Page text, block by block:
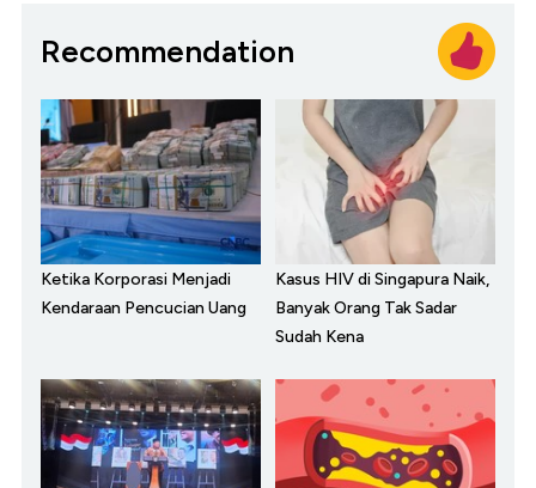
Recommendation
Ketika Korporasi Menjadi
Kendaraan Pencucian Uang
Kasus HIV di Singapura Naik,
Banyak Orang Tak Sadar
Sudah Kena